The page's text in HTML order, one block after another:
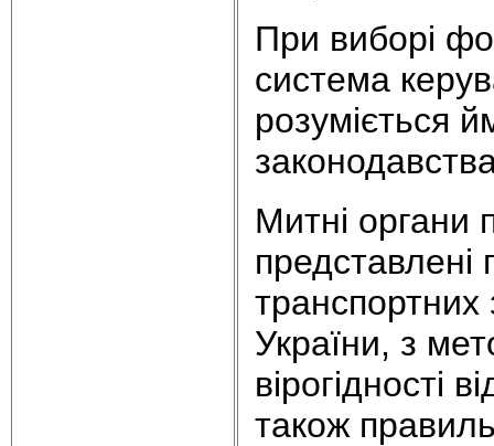
При виборі
система
розуміється
Митні органи
транспортних
України, з
вірогідності
також